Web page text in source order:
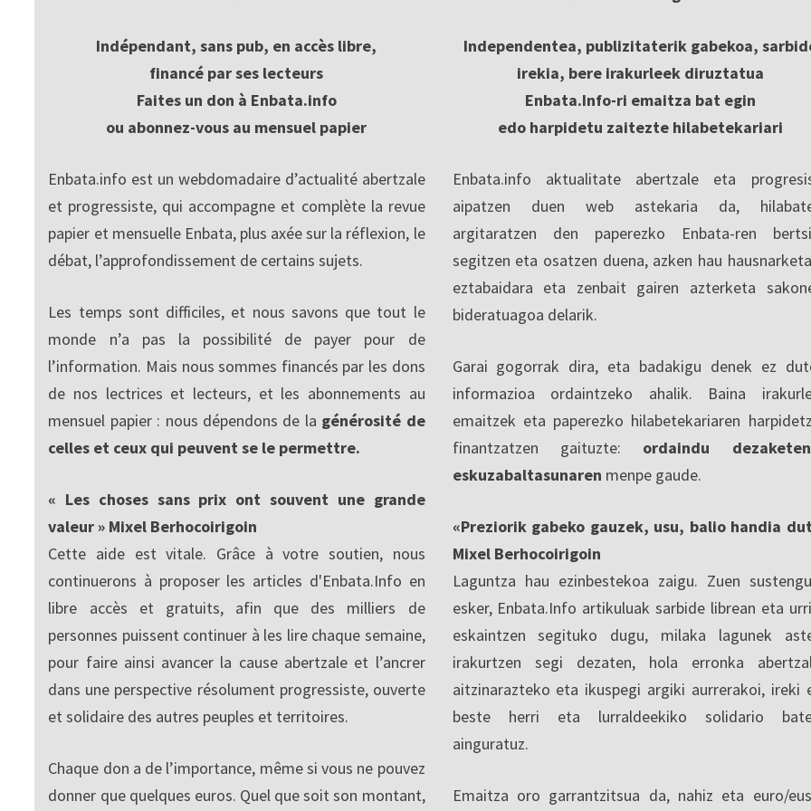
Indépendant, sans pub, en accès libre,
financé par ses lecteurs
Faites un don à Enbata.info
ou abonnez-vous au mensuel papier
Enbata.info est un webdomadaire d’actualité abertzale
et progressiste, qui accompagne et complète la revue
papier et mensuelle Enbata, plus axée sur la réflexion, le
débat, l’approfondissement de certains sujets.
Les temps sont difficiles, et nous savons que tout le
monde n’a pas la possibilité de payer pour de
l’information. Mais nous sommes financés par les dons
de nos lectrices et lecteurs, et les abonnements au
mensuel papier : nous dépendons de la générosité de
celles et ceux qui peuvent se le permettre.
« Les choses sans prix ont souvent une grande
valeur » Mixel Berhocoirigoin
Cette aide est vitale. Grâce à votre soutien, nous
continuerons à proposer les articles d'Enbata.Info en
libre accès et gratuits, afin que des milliers de
personnes puissent continuer à les lire chaque semaine,
pour faire ainsi avancer la cause abertzale et l’ancrer
dans une perspective résolument progressiste, ouverte
et solidaire des autres peuples et territoires.
Chaque don a de l’importance, même si vous ne pouvez
donner que quelques euros. Quel que soit son montant,
Independentea, publizitaterik gabekoa,
irekia, bere irakurleek diruztatua
Enbata.Info-ri emaitza bat egin
edo harpidetu zaitezte hilabetekariari
Enbata.info aktualitate abertzale eta
aipatzen duen web astekaria da,
argitaratzen den paperezko Enbata-ren
segitzen eta osatzen duena, azken hau
eztabaidara eta zenbait gairen azterketa
bideratuagoa delarik.
Garai gogorrak dira, eta badakigu denek ez
informazioa ordaintzeko ahalik. Baina
emaitzek eta paperezko hilabetekariaren
finantzatzen gaituzte: ordaindu
eskuzabaltasunaren menpe gaude.
«Preziorik gabeko gauzek, usu, balio handia
Mixel Berhocoirigoin
Laguntza hau ezinbestekoa zaigu. Zuen
esker, Enbata.Info artikuluak sarbide librean eta
eskaintzen segituko dugu, milaka lagunek
irakurtzen segi dezaten, hola erronka
aitzinarazteko eta ikuspegi argiki aurrerakoi, ireki
beste herri eta lurraldeekiko solidario
ainguratuz.
Emaitza oro garrantzitsua da, nahiz eta euro/